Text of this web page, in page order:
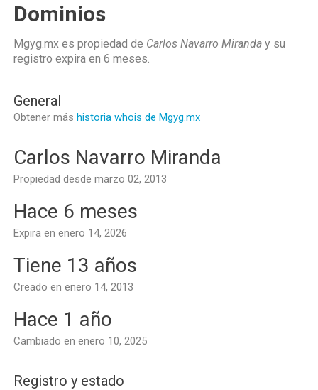
Dominios
Mgyg.mx es propiedad de Carlos Navarro Miranda y su
registro expira en 6 meses.
General
Obtener más historia whois de Mgyg.mx
Carlos Navarro Miranda
Propiedad desde marzo 02, 2013
Hace 6 meses
Expira en enero 14, 2026
Tiene 13 años
Creado en enero 14, 2013
Hace 1 año
Cambiado en enero 10, 2025
Registro y estado